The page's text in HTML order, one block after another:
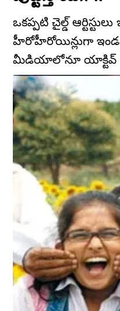
ఒకప్పటి చైల్డ్
హీరోహీరోయిన్లుగా
మీడియాలోనూ యాక్టివ్ గా